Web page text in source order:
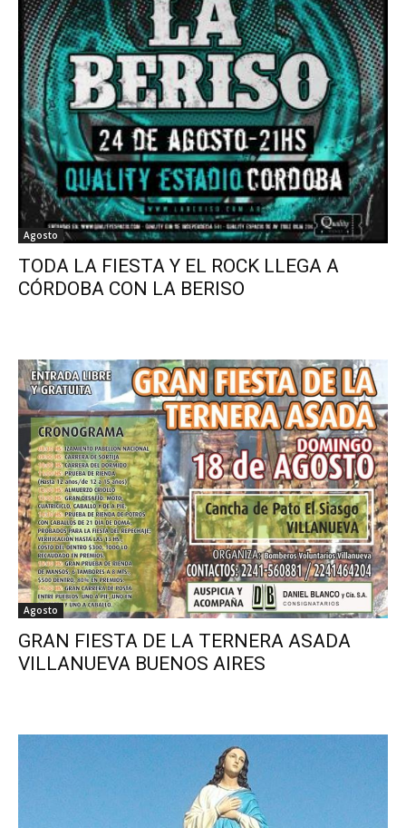
Agosto
TODA LA FIESTA Y EL ROCK LLEGA A
CÓRDOBA CON LA BERISO
Agosto
GRAN FIESTA DE LA TERNERA ASADA
VILLANUEVA BUENOS AIRES